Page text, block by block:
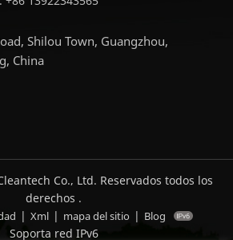
Shilou Town, Guangzhou,
China
Co., Ltd. Reservados todos los
derechos .
| Xml | mapa del sitio | Blog
Soporta red IPv6